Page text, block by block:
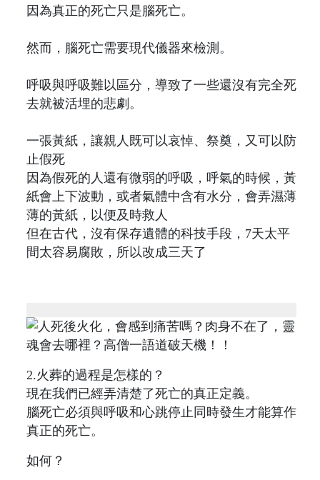
因為真正的死亡只是腦死亡。
然而，腦死亡需要現代儀器來檢測。
呼吸與呼吸難以區分，導致了一些還沒有完全死
去就被活埋的悲劇。
一張黃紙，讓親人既可以哀悼、祭奠，又可以防
止假死
因為假死的人還有微弱的呼吸，呼氣的時候，黃
紙會上下波動，或者氣體中含有水分，會弄濕薄
薄的黃紙，以便及時救人
但在古代，沒有保存遺體的科技手段，7天太平
間太容易腐敗，所以改成三天了
2.火葬的過程是怎樣的？
現在我們已經弄清楚了死亡的真正定義。
腦死亡必須與呼吸和心跳停止同時發生才能算作
真正的死亡。
如何？